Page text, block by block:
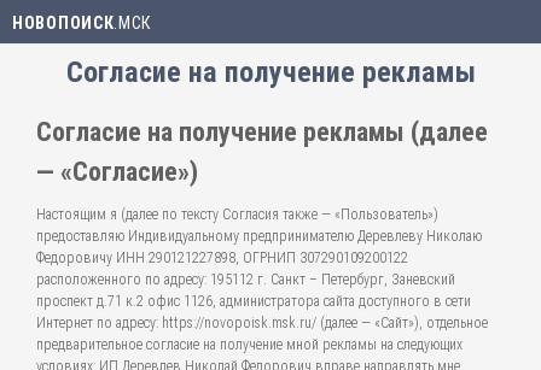
НОВОПОИСК .МСК
Согласие на получение рекламы
Согласие на получение рекламы (далее
— «Согласие»)
Настоящим я (далее по тексту Согласия также — «Пользователь»)
предоставляю Индивидуальному предпринимателю Деревлеву Николаю
Федоровичу ИНН 290121227898, ОГРНИП 307290109200122
расположенного по адресу: 195112 г. Санкт – Петербург, Заневский
проспект д.71 к.2 офис 1126, администратора сайта доступного в сети
Интернет по адресу: https://novopoisk.msk.ru/ (далее — «Сайт»), отдельное
предварительное согласие на получение мной рекламы на следующих
условиях: ИП Деревлев Николай Федорович вправе направлять мне